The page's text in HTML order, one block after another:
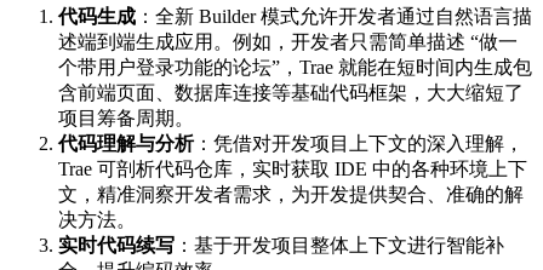
代码生成 ：全新 Builder 模式允许开发者通过自然语言描
述端到端生成应用。例如，开发者只需简单描述 “做一
个带用户登录功能的论坛”，Trae 就能在短时间内生成包
含前端页面、数据库连接等基础代码框架，大大缩短了
项目筹备周期。
代码理解与分析：凭借对开发项目上下文的深入理解，
Trae 可剖析代码仓库，实时获取 IDE 中的各种环境上下
文，精准洞察开发者需求，为开发提供契合、准确的解
决方法。
实时代码续写 ：基于开发项目整体上下文进行智能补